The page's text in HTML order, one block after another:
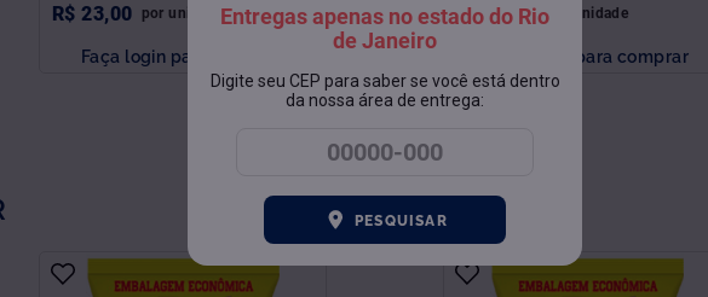
Entregas apenas no estado do Rio
de Janeiro
Digite seu CEP para saber se você está dentro
da nossa área de entrega:
PESQUISAR
R$ 23,00 por unidade
Faça login para comprar
R$ 44, 00 por unidade
Faça login para comprar